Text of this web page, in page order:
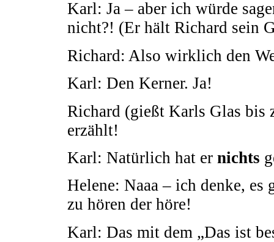
Karl: Ja – aber ich würde
nicht?! (Er hält Richard sein
Richard: Also wirklich den
Karl: Den Kerner. Ja!
Richard (gießt Karls Glas bis
erzählt!
Karl: Natürlich hat er nichts
Helene: Naaa – ich denke,
zu hören der höre!
Karl: Das mit dem „Das ist